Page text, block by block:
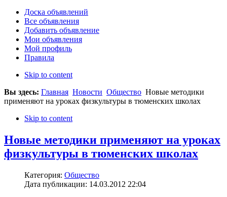
Доска объявлений
Все объявления
Добавить объявление
Мои объявления
Мой профиль
Правила
Skip to content
Вы здесь: Главная Новости Общество Новые методики
применяют на уроках физкультуры в тюменских школах
Skip to content
Новые методики применяют на уроках
физкультуры в тюменских школах
Категория: Общество
Дата публикации: 14.03.2012 22:04